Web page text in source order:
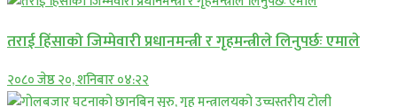
तराई हिंसाको जिम्मेवारी प्रधानमन्त्री र गृहमन्त्रीले लिनुपर्छः एमाले
२०८० जेष्ठ २०, शनिबार ०४:२२